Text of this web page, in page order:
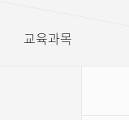
교육과목